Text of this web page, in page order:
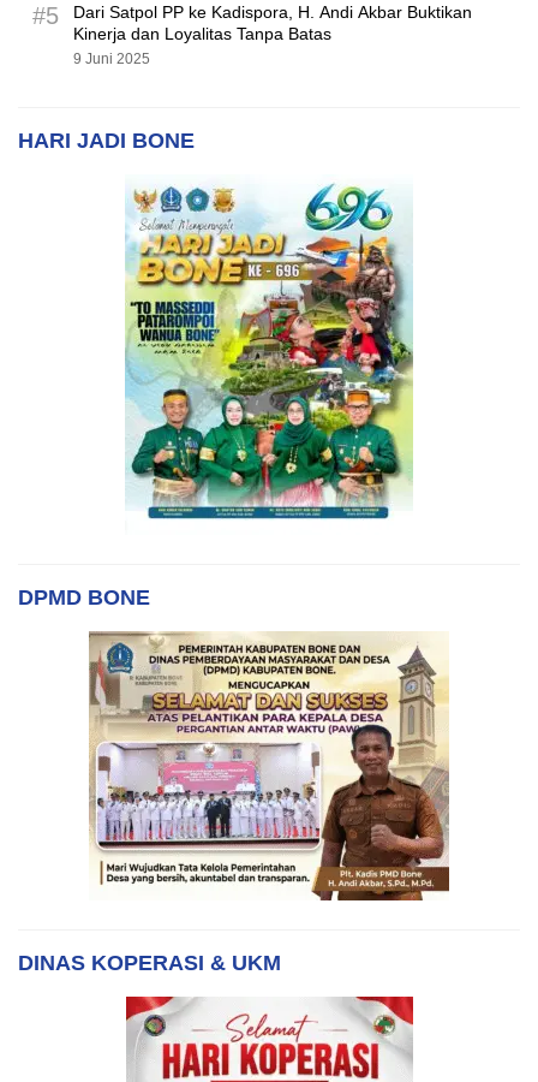
#5
Dari Satpol PP ke Kadispora, H. Andi Akbar Buktikan
Kinerja dan Loyalitas Tanpa Batas
9 Juni 2025
HARI JADI BONE
DPMD BONE
DINAS KOPERASI & UKM